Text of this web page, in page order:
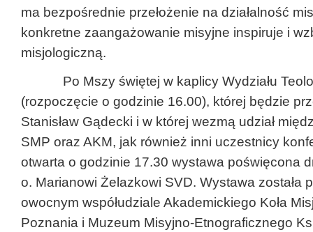
ma bezpośrednie przełożenie na działalność
konkretne zaangażowanie misyjne inspiruje i
misjologiczną.
Po Mszy świętej w kaplicy Wydziału
(rozpoczęcie o godzinie 16.00), której będzie
Stanisław Gądecki i w której wezmą udział
SMP oraz AKM, jak również inni uczestnicy
otwarta o godzinie 17.30 wystawa poświęcona
o. Marianowi Żelazkowi SVD. Wystawa została
owocnym współudziale Akademickiego Koła
Poznania i Muzeum Misyjno-Etnograficznego